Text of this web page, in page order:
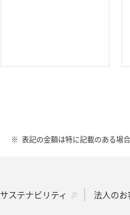
表記の金額は特に記載のある場
サステナビリティ 法人のお